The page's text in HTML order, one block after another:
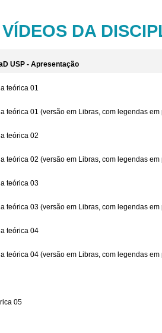
DA
USP - Apresentação
teórica 01
teórica 01 (versão em Libras, com legendas em
teórica 02
teórica 02 (versão em Libras, com legendas em
teórica 03
teórica 03 (versão em Libras, com legendas em
teórica 04
teórica 04 (versão em Libras, com legendas em
05